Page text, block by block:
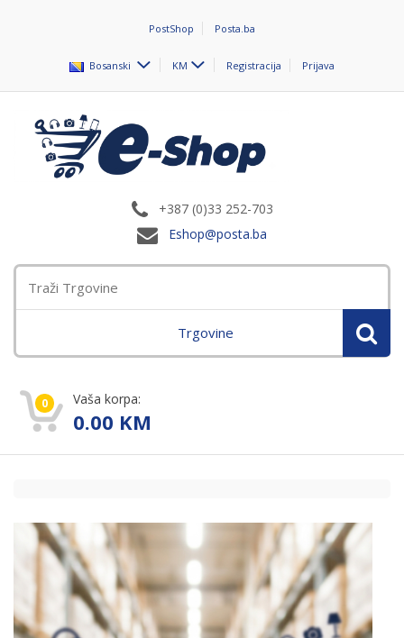
PostShop Posta.ba
Bosanski KM Registracija Prijava
+387 (0)33 252-703
Eshop@posta.ba
Trgovine
0 Vaša korpa:
0.00 KM